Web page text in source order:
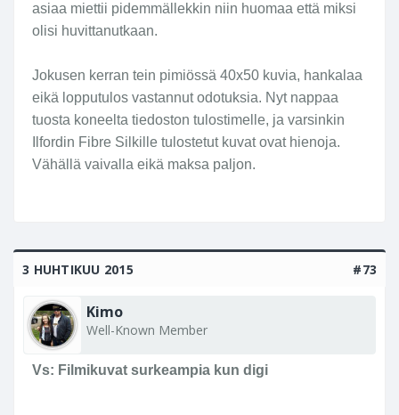
asiaa miettii pidemmällekkin niin huomaa että miksi
olisi huvittanutkaan.
Jokusen kerran tein pimiössä 40x50 kuvia, hankalaa
eikä lopputulos vastannut odotuksia. Nyt nappaa
tuosta koneelta tiedoston tulostimelle, ja varsinkin
Ilfordin Fibre Silkille tulostetut kuvat ovat hienoja.
Vähällä vaivalla eikä maksa paljon.
3 HUHTIKUU 2015 #73
Kimo
Well-Known Member
Vs: Filmikuvat surkeampia kun digi